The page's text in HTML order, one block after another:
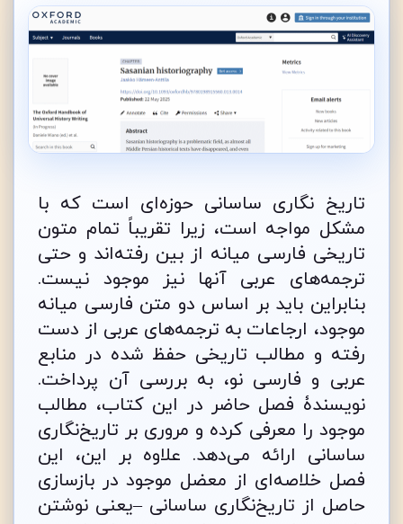
تاریخ نگاری ساسانی حوزه‌ای است که با
مشکل‌ مواجه است، زیرا تقریباً تمام متون
تاریخی فارسی میانه از بین رفته‌اند و حتی
ترجمه‌های عربی آنها نیز موجود نیست.
بنابراین باید بر اساس دو متن فارسی میانه
موجود، ارجاعات به ترجمه‌های عربی از دست
رفته و مطالب تاریخی حفظ شده در منابع
عربی و فارسی نو، به بررسی آن پرداخت.
نویسندۀ فصل حاضر در این کتاب، مطالب
موجود را معرفی کرده و مروری بر تاریخ‌نگاری
ساسانی ارائه می‌دهد. علاوه بر این، این
فصل خلاصه‌ای از معضل موجود در بازسازی
حاصل از تاریخ‌نگاری ساسانی –یعنی نوشتن